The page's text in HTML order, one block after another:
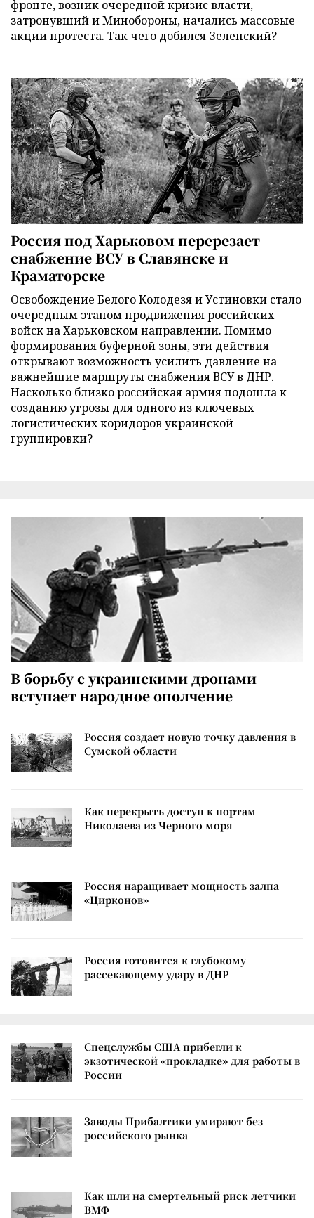
фронте, возник очередной кризис власти,
затронувший и Минобороны, начались массовые
акции протеста. Так чего добился Зеленский?
Россия под Харьковом перерезает
снабжение ВСУ в Славянске и
Краматорске
Освобождение Белого Колодезя и Устиновки стало
очередным этапом продвижения российских
войск на Харьковском направлении. Помимо
формирования буферной зоны, эти действия
открывают возможность усилить давление на
важнейшие маршруты снабжения ВСУ в ДНР.
Насколько близко российская армия подошла к
созданию угрозы для одного из ключевых
логистических коридоров украинской
группировки?
В борьбу с украинскими дронами
вступает народное ополчение
Россия создает новую точку давления в
Сумской области
Как перекрыть доступ к портам
Николаева из Черного моря
Россия наращивает мощность залпа
«Цирконов»
Россия готовится к глубокому
рассекающему удару в ДНР
Спецслужбы США прибегли к
экзотической «прокладке» для работы в
России
Заводы Прибалтики умирают без
российского рынка
Как шли на смертельный риск летчики
ВМФ